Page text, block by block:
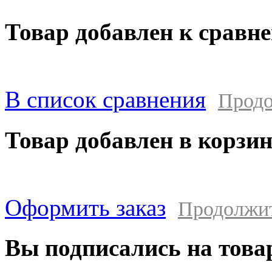
Товар добавлен к
В список сравнения
Товар добавлен в
Оформить заказ
Вы подписались на